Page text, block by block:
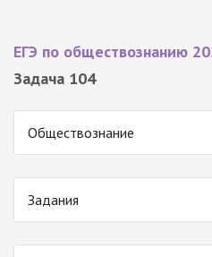
ЕГЭ по обществознанию
Задача 104
Обществознание
Задания